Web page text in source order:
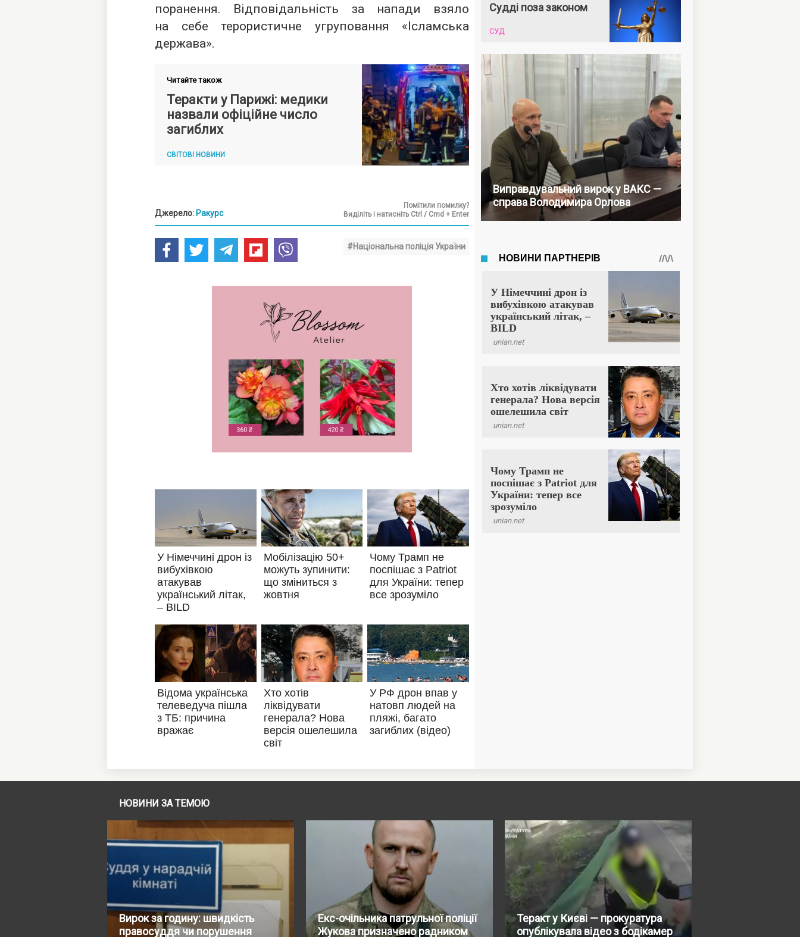
поранення. Відповідальність за напади взяло
на себе терористичне угруповання «Ісламська
держава».
Читайте також
Теракти у Парижі: медики
назвали офіційне число
загиблих
СВІТОВІ НОВИНИ
Джерело: Ракурс
Помітили помилку?
Виділіть і натисніть Ctrl / Cmd + Enter
#Національна поліція України
Судді поза законом
СУД
Виправдувальний вирок у ВАКС —
справа Володимира Орлова
НОВИНИ ЗА ТЕМОЮ
Вирок за годину: швидкість
правосуддя чи порушення
Екс-очільника патрульної поліції
Жукова призначено радником
Теракт у Києві — прокуратура
опублікувала відео з бодікамер